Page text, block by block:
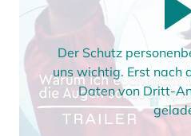
Der Schutz
uns wichtig. Erst nach
Daten von Dritt-